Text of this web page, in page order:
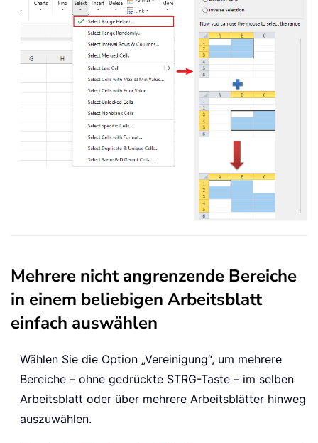
Mehrere nicht angrenzende Bereiche
in einem beliebigen Arbeitsblatt
einfach auswählen
Wählen Sie die Option „Vereinigung“, um mehrere
Bereiche – ohne gedrückte STRG-Taste – im selben
Arbeitsblatt oder über mehrere Arbeitsblätter hinweg
auszuwählen.